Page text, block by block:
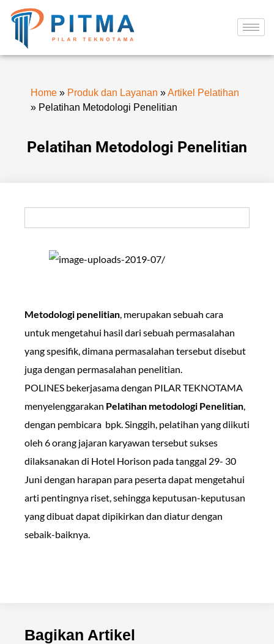
Home » Produk dan Layanan »Artikel Pelatihan
» Pelatihan Metodologi Penelitian
Pelatihan Metodologi Penelitian
Metodologi penelitian, merupakan sebuah cara
untuk mengetahui hasil dari sebuah permasalahan
yang spesifik, dimana permasalahan tersebut disebut
juga dengan permasalahan penelitian.
POLINES bekerjasama dengan PILAR TEKNOTAMA
menyelenggarakan Pelatihan metodologi Penelitian,
dengan pembicara bpk. Singgih, pelatihan yang diikuti
oleh 6 orang jajaran karyawan tersebut sukses
dilaksanakan di Hotel Horison pada tanggal 29- 30
Juni dengan harapan para peserta dapat mengetahui
arti pentingnya riset, sehingga keputusan-keputusan
yang dibuat dapat dipikirkan dan diatur dengan
sebaik-baiknya.
Bagikan Artikel